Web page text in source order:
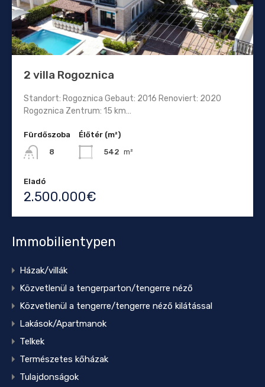
2 villa Rogoznica
Standort: Rogoznica Gebaut: 2016 Renoviert: 2020
Rogoznica Zentrum: 15 km…
Fürdőszoba
8
Élőtér (m²)
542 m²
Eladó
2.500.000€
Immobilientypen
Házak/villák
Közvetlenül a tengerparton/tengerre néző
Közvetlenül a tengerre/tengerre néző kilátással
Lakások/Apartmanok
Telkek
Természetes kőházak
Tulajdonságok